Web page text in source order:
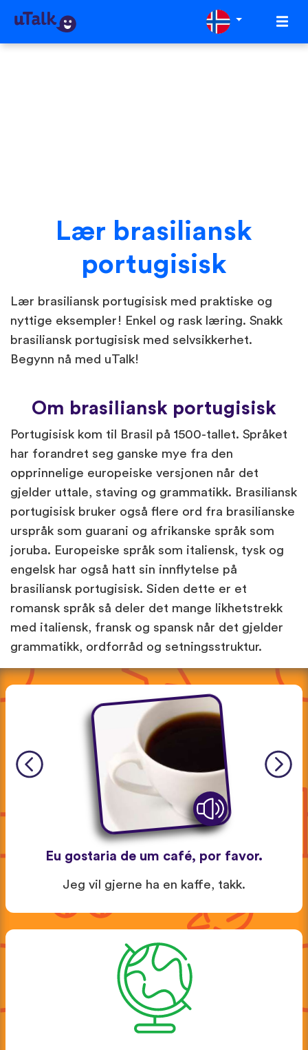
Lær brasiliansk
portugisisk
Lær brasiliansk portugisisk med praktiske og
nyttige eksempler! Enkel og rask læring. Snakk
brasiliansk portugisisk med selvsikkerhet.
Begynn nå med uTalk!
Om brasiliansk portugisisk
Portugisisk kom til Brasil på 1500-tallet. Språket
har forandret seg ganske mye fra den
opprinnelige europeiske versjonen når det
gjelder uttale, staving og grammatikk. Brasiliansk
portugisisk bruker også flere ord fra brasilianske
urspråk som guarani og afrikanske språk som
joruba. Europeiske språk som italiensk, tysk og
engelsk har også hatt sin innflytelse på
brasiliansk portugisisk. Siden dette er et
romansk språk så deler det mange likhetstrekk
med italiensk, fransk og spansk når det gjelder
grammatikk, ordforråd og setningsstruktur.
Eu gostaria de um café, por favor.
Jeg vil gjerne ha en kaffe, takk.